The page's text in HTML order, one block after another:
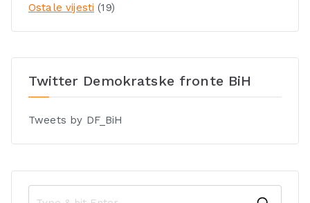
Ostale vijesti (19)
Twitter Demokratske fronte BiH
Tweets by DF_BiH